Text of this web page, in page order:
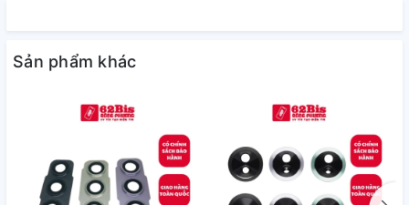
Sản phẩm khác